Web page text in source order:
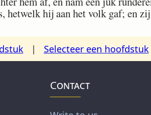
hetwelk hij aan het volk gaf; en
| Selecteer een hoofdstuk
Contact